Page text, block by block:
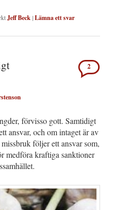
Jeff Beck|Lämna ett svar
2
förvisso gott. Samtidigt
ansvar, och om intaget är av
följer ett ansvar som,
medföra kraftiga sanktioner